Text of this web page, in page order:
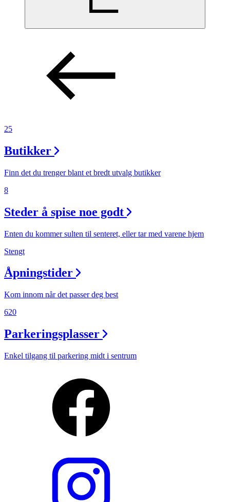
25
Butikker
Finn det du trenger blant et bredt utvalg butikker
8
Steder å spise noe godt
Enten du kommer sulten til senteret, eller tar med varene hjem
Stengt
Åpningstider
Kom innom når det passer deg best
620
Parkeringsplasser
Enkel tilgang til parkering midt i sentrum